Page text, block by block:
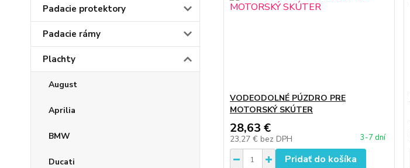
Padacie protektory
Padacie rámy
Plachty
August
Aprilia
BMW
Ducati
VODEODOLNÉ PÚZDRO PRE
MOTORSKÝ SKÚTER
28,63 €
23,27 € bez DPH 3-7 dní
Pridať do košíka